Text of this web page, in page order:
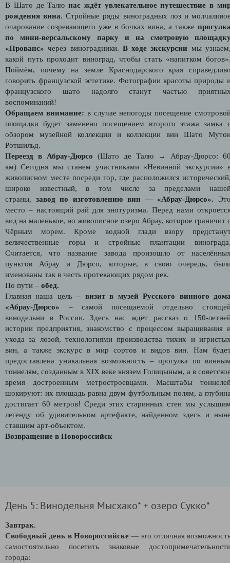
В Шато де Талюнас ждёт увлекательное путешествие в
рождения вина.Стройные ряды виноградных лоз и
очарование созревающего уже в бочках вина, а также
по мини-версальскому парку и на смотровую
«Прованс»через виноградники. В ходе экскурсии мы
какой путь проходит виноград, чтобы стать «напитком
Поймём, почему на земле Краснодарского края
говорить французской эстетике. Фотографии красоты природы
французского шато надолго станут частью
воспоминаний!
Обращаем внимание: в случае непогоды посещение
площадки будет заменено посещением второго этажа замка
обзором музейной коллекции и коллекции вин Шато
Ротшильд.
Переезд в Абрау-Дюрсо (Шато де Талю →
Абрау-Дюрсо:
км)Сегодня мы станем участниками «Невинной экскурсии»
живописном месте посреди гор, где расположился
широко известный, в том числе за пределами
страны, завод по изготовлению вин — «Абрау-Дюрсо».
место – настоящий рай для энотуризма. Перед нами
вид на маленькое, но живописное озеро Абрау, которое граничит
Чёрным морем. Кроме водной глади взору
величественные горы и стройные плантации
Считается, что название завода произошло от
пунктов Абрау и Дюрсо, которые, в свою очередь,
именованы так в честь протекающих рядом рек.
По пути – обед.
Главная наша цель – визит в музей Русского винного
«Абрау-Дюрсо» – самой посещаемой отдельно
винодельни в России. Здесь нас ждёт рассказ о 150-
истории предприятия, знакомство с процессом выращивания
ухода за лозой, технологиями производства тихих и
вин, а также экскурс в мир сортов и видов вин. Нам
предоставлена уникальная возможность – прогулка по
тоннелям, созданным в XIX веке князем Голицыным, а в
время достроенным метростроевцами. Масштабы
шокируют: их площадь равна двум футбольным полям, а
достигает 60 метров! Среди этих старинных стен мы
легенду об удивительном артефакте, найденном здесь и
ставшим арт-объектом.
Возвращение в Новороссийск
День 5: Винодельня Мысхако* + озеро Сукко*
Завтрак.
Свободный день в Новороссийске— это отличная
самостоятельно посетить знаковые
города: